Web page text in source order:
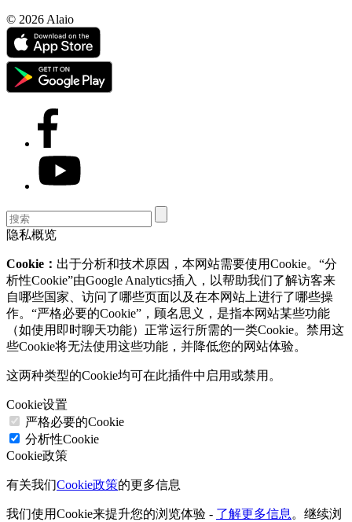
© 2026 Alaio
隐私概览
Cookie： 出于分析和技术原因，本网站需要使用Cookie。“分
析性Cookie”由Google Analytics插入，以帮助我们了解访客来
自哪些国家、访问了哪些页面以及在本网站上进行了哪些操
作。“严格必要的Cookie”，顾名思义，是指本网站某些功能
（如使用即时聊天功能）正常运行所需的一类Cookie。禁用这
些Cookie将无法使用这些功能，并降低您的网站体验。
这两种类型的Cookie均可在此插件中启用或禁用。
Cookie设置
严格必要的Cookie
分析性Cookie
Cookie政策
有关我们Cookie政策的更多信息
我们使用Cookie来提升您的浏览体验 - 了解更多信息 。继续浏